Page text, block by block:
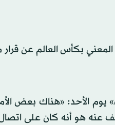
بكأس العالم عن
يوم الأحد: «هناك بعض
عنه هو أنه كان على